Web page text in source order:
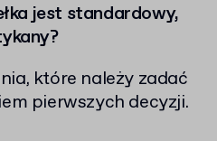
jest standardowy,
które należy zadać
pierwszych decyzji.